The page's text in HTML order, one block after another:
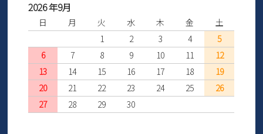
2026 年9月
日 月 火 水 木 金
土
1
2 3 4
5
6
7 8 9 10 11
12
13
14 15 16 17 18
19
20
21 22 23 24 25
26
27
28 29 30